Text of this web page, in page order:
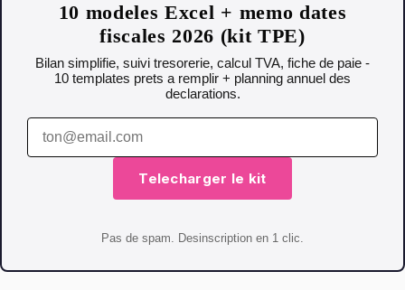
10 modeles Excel + memo dates
fiscales 2026 (kit TPE)
Bilan simplifie, suivi tresorerie, calcul TVA, fiche de paie -
10 templates prets a remplir + planning annuel des
declarations.
Telecharger le kit
Pas de spam. Desinscription en 1 clic.